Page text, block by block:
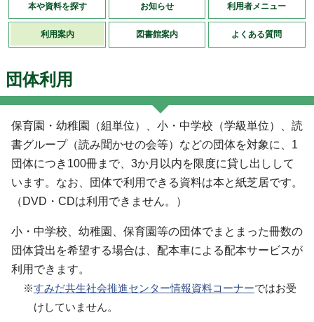
本や資料を探す お知らせ 利用者メニュー
利用案内 図書館案内 よくある質問
団体利用
保育園・幼稚園（組単位）、小・中学校（学級単位）、読
書グループ（読み聞かせの会等）などの団体を対象に、1
団体につき100冊まで、3か月以内を限度に貸し出しして
います。なお、団体で利用できる資料は本と紙芝居です。
（DVD・CDは利用できません。）
小・中学校、幼稚園、保育園等の団体でまとまった冊数の
団体貸出を希望する場合は、配本車による配本サービスが
利用できます。
※すみだ共生社会推進センター情報資料コーナーではお受
けしていません。